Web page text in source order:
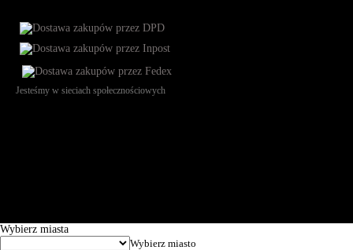
Jesteśmy w sieciach społecznościowych
Wybierz miasta